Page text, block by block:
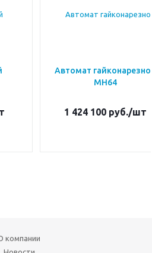
Автомат
МН64
1 424 100руб./шт
компании